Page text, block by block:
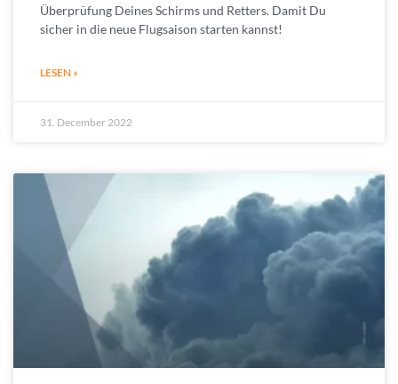
Überprüfung Deines Schirms und Retters. Damit Du
sicher in die neue Flugsaison starten kannst!
LESEN »
31. December 2022